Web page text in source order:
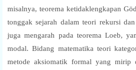
misalnya, teorema ketidaklengkapan
tonggak sejarah dalam teori rekursi
juga mengarah pada teorema Loeb,
modal. Bidang matematika teori
metode aksiomatik formal yang mirip